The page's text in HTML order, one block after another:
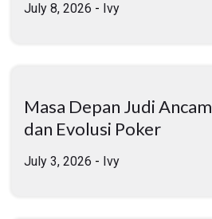
July 8, 2026 - Ivy
Masa Depan Judi
dan Evolusi Poker
July 3, 2026 - Ivy